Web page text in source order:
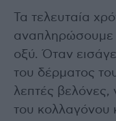
Τα τελευταία
αναπληρώσουμε
οξύ. Όταν
του δέρματος
λεπτές βελόνες,
του κολλαγόνου